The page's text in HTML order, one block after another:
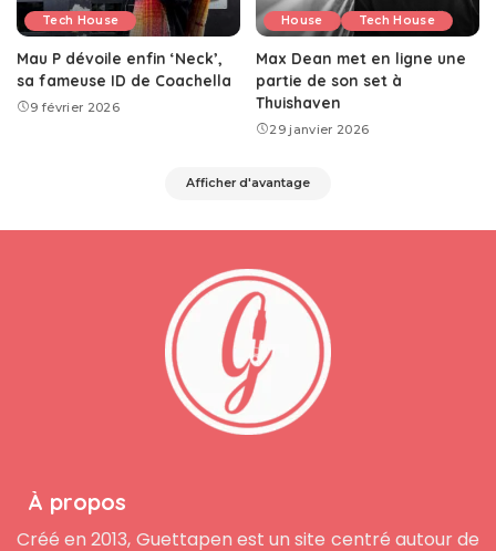
Tech House
Mau P dévoile enfin ‘Neck’,
sa fameuse ID de Coachella
9 février 2026
House Tech House
Max Dean met en ligne une
partie de son set à
Thuishaven
29 janvier 2026
Afficher d'avantage
À propos
Créé en 2013, Guettapen est un site centré autour de